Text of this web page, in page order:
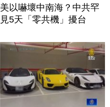
美以嚇壞中南海？中共罕
見5天「零共機」擾台